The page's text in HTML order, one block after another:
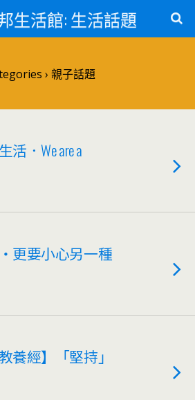
邦生活館: 生活話題
› 親子話題
．We are a
更要小心另一種
養經】「堅持」